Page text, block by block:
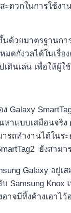
ดวกในการใช้ง
นด้วยมาตรฐานก
หมดกังวลได้ใน
เดินเล่น เพื่อให้
Galaxy
าแบบเสมือนจริ
รถทำงานได้ใน
ยังสา
Galaxy อ
บ Samsung
าจมีทิ้งค้างเอาไ